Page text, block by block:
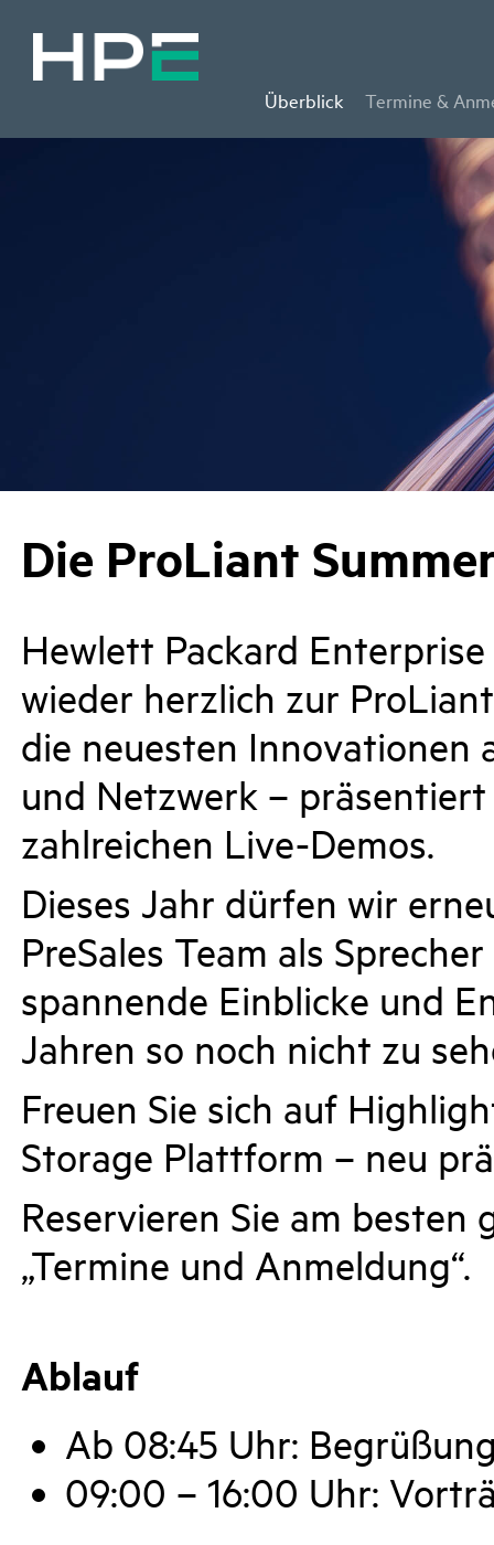
Überblick Termine &
Die ProLiant
Hewlett Packard
wieder herzlich zur
die neuesten Innovationen
und Netzwerk –
zahlreichen Live-Demos.
Dieses Jahr dürfen wir
PreSales Team als
spannende Einblicke und
Jahren so noch nicht zu
Freuen Sie sich auf
Storage Plattform – neu
Reservieren Sie am
„Termine und Anmeldung“.
Ablauf
Ab 08:45 Uhr:
09:00 – 16:00 Uhr: